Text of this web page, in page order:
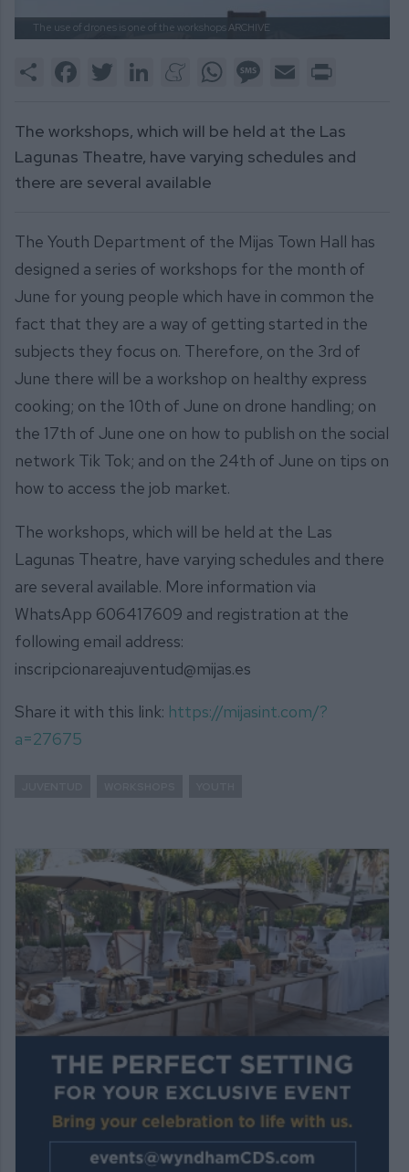
The use of drones is one of the workshopsARCHIVE
Share FacebookTwitter LinkedInMeneameWhatsAppMessage
Email
The workshops, which will be held at the Las
Lagunas Theatre, have varying schedules and
there are several available
The Youth Department of the Mijas Town Hall has
designed a series of workshops for the month of
June for young people which have in common the
fact that they are a way of getting started in the
subjects they focus on. Therefore, on the 3rd of
June there will be a workshop on healthy express
cooking; on the 10th of June on drone handling; on
the 17th of June one on how to publish on the social
network Tik Tok; and on the 24th of June on tips on
how to access the job market.
The workshops, which will be held at the Las
Lagunas Theatre, have varying schedules and there
are several available. More information via
WhatsApp 606417609 and registration at the
following email address:
inscripcionareajuventud@mijas.es
Share it with this link: https://mijasint.com/?
a=27675